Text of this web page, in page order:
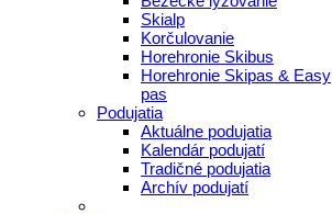
Skialp
Korčulovanie
Horehronie Skibus
Horehronie Skipas & Easy
pas
Podujatia
Aktuálne podujatia
Kalendár podujatí
Tradičné podujatia
Archív podujatí